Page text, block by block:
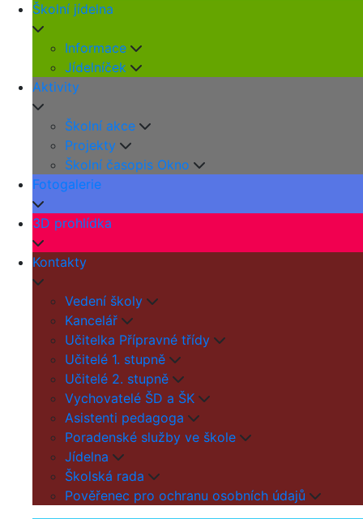
Školní jídelna
Informace
Jídelníček
Aktivity
Školní akce
Projekty
Školní časopis Okno
Fotogalerie
3D prohlídka
Kontakty
Vedení školy
Kancelář
Učitelka Přípravné třídy
Učitelé 1. stupně
Učitelé 2. stupně
Vychovatelé ŠD a ŠK
Asistenti pedagoga
Poradenské služby ve škole
Jídelna
Školská rada
Pověřenec pro ochranu osobních údajů